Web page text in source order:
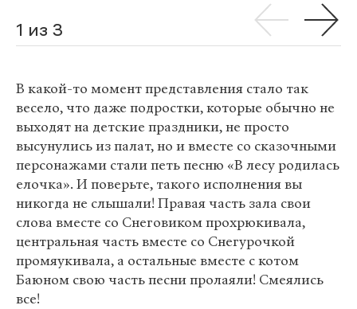
1 из 3
В какой-то момент представления стало так
весело, что даже подростки, которые обычно не
выходят на детские праздники, не просто
высунулись из палат, но и вместе со сказочными
персонажами стали петь песню «В лесу родилась
елочка». И поверьте, такого исполнения вы
никогда не слышали! Правая часть зала свои
слова вместе со Снеговиком прохрюкивала,
центральная часть вместе со Снегурочкой
промяукивала, а остальные вместе с котом
Баюном свою часть песни пролаяли! Смеялись
все!